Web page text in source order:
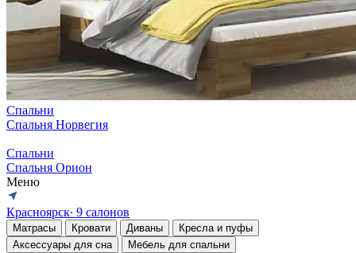
Спальни
Спальня Норвегия
Спальни
Спальня Орион
Меню
Красноярск∙ 9 салонов
Матрасы Кровати Диваны
Кресла и пуфы
Аксессуары для сна
Мебель для спальни